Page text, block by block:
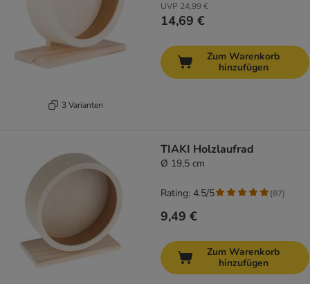
3 Varianten
UVP 24,99 €
14,69 €
Zum Warenkorb
hinzufügen
TIAKI Holzlaufrad
Ø 19,5 cm
9,49 €
Rating: 4.5/5 (87)
Zum Warenkorb
hinzufügen